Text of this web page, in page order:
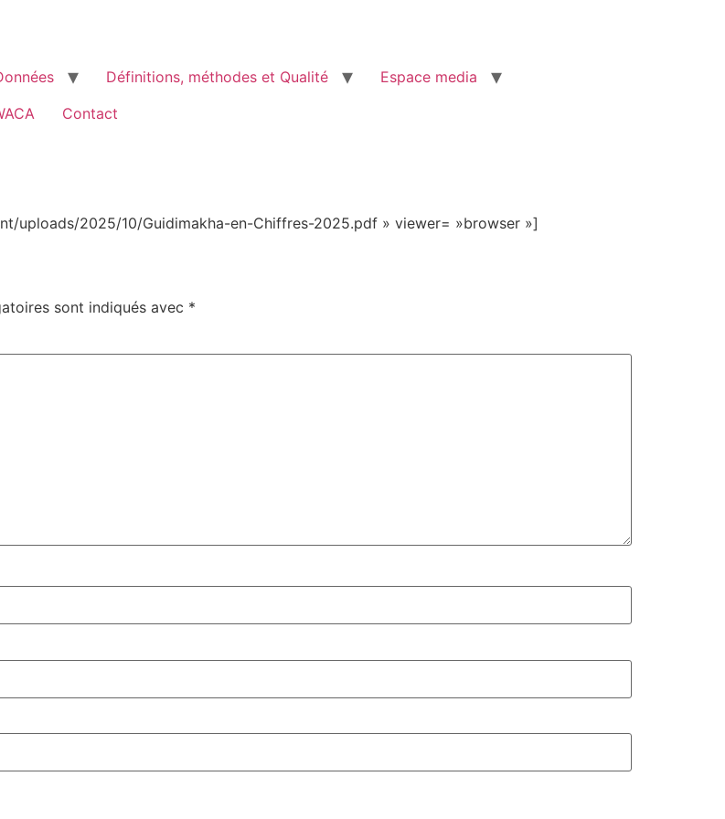
Définitions, méthodes et Qualité
Espace media
Contact
uploads/2025/10/Guidimakha-en-Chiffres-2025.pdf » viewer= »browser »]
sont indiqués avec *